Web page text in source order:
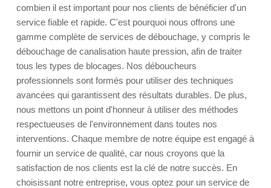
combien il est important pour nos clients de bénéficier d'un
service fiable et rapide. C'est pourquoi nous offrons une
gamme complète de services de débouchage, y compris le
débouchage de canalisation haute pression, afin de traiter
tous les types de blocages. Nos déboucheurs
professionnels sont formés pour utiliser des techniques
avancées qui garantissent des résultats durables. De plus,
nous mettons un point d'honneur à utiliser des méthodes
respectueuses de l'environnement dans toutes nos
interventions. Chaque membre de notre équipe est engagé à
fournir un service de qualité, car nous croyons que la
satisfaction de nos clients est la clé de notre succès. En
choisissant notre entreprise, vous optez pour un service de